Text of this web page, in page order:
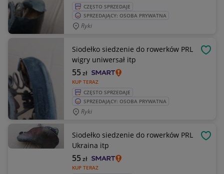
CZĘSTO SPRZEDAJE
SPRZEDAJĄCY: OSOBA PRYWATNA
Ryki
Siodełko siedzenie do rowerków PRL
wigry uniwersał itp
KUP TERAZ
55zł
CZĘSTO SPRZEDAJE
SPRZEDAJĄCY: OSOBA PRYWATNA
Ryki
Siodełko siedzenie do rowerków PRL
Ukraina itp
KUP TERAZ
55zł